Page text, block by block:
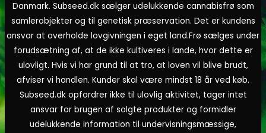
Danmark. Subseed.dk sælger udelukkende cannabisfrø som
samlerobjekter og til genetisk præservation. Det er kundens
ansvar at overholde lovgivningen i eget land.Frø sælges under
forudsætning af, at de ikke kultiveres i lande, hvor dette er
ulovligt. Hvis vi har grund til at tro, at loven vil blive brudt,
afviser vi handlen. Kunder skal være mindst 18 år ved køb.
Subseed.dk opfordrer ikke til ulovlig aktivitet, tager intet
ansvar for brugen af solgte produkter og formidler
udelukkende information til undervisningsmæssige,